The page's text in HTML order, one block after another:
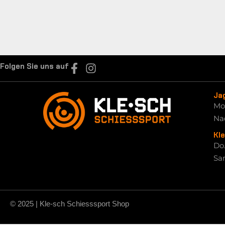
Folgen Sie uns auf
© 2025 | Kle-sch Schiesssport Shop